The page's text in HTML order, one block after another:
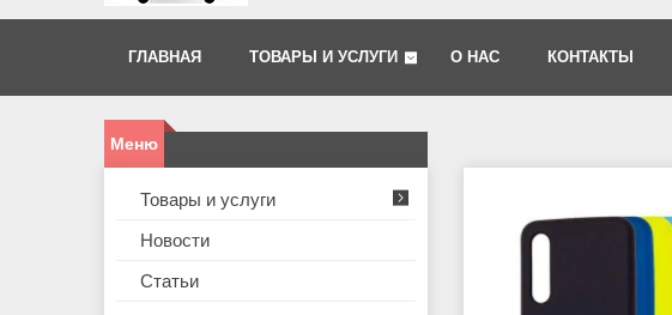
ГЛАВНАЯ ТОВАРЫ И УСЛУГИ О НАС КОНТАКТЫ
Товары и услуги
Новости
Статьи